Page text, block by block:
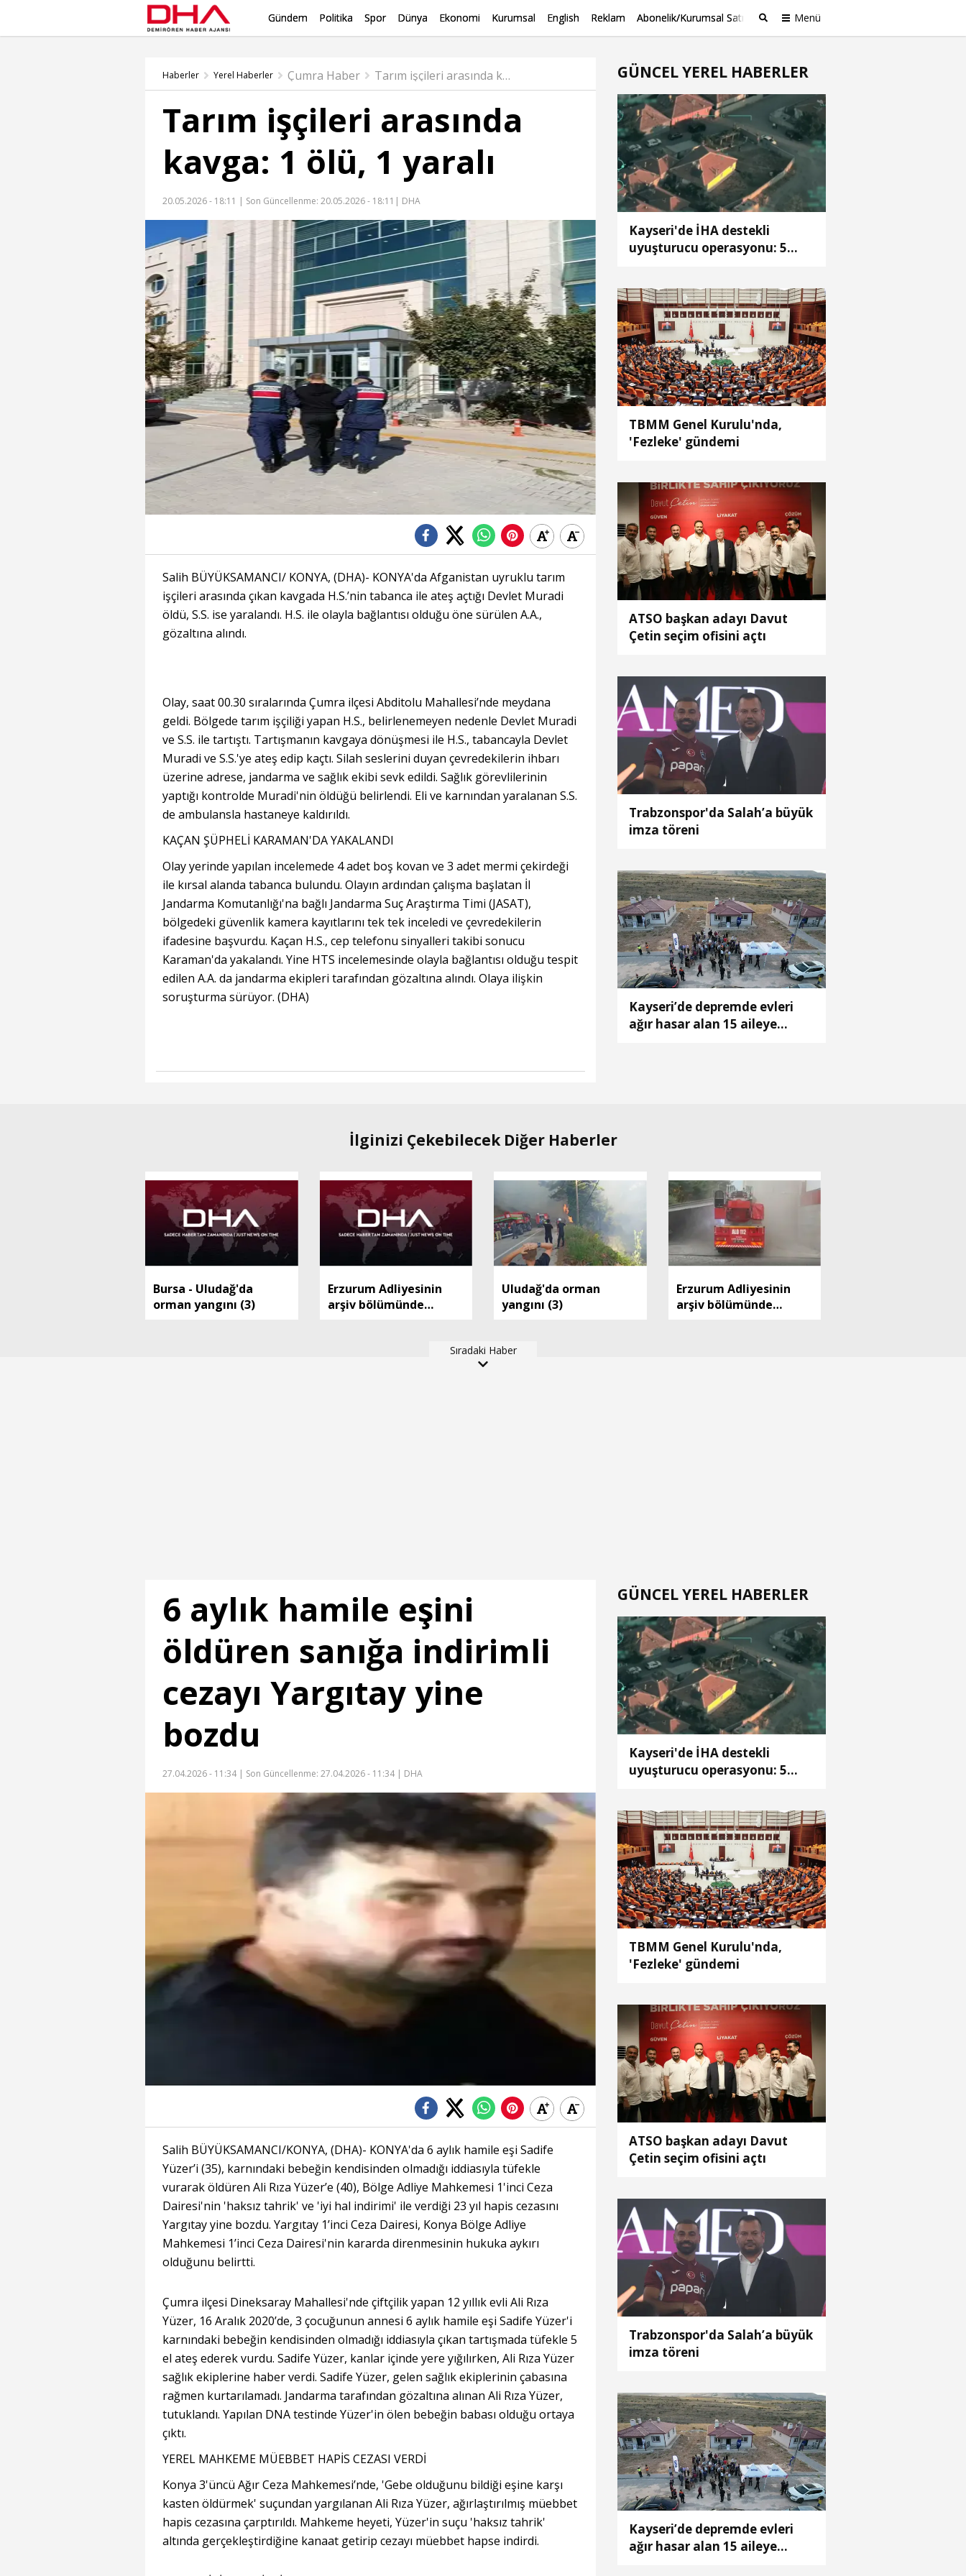
Gündem Politika Spor Dünya Ekonomi Kurumsal English Reklam Abonelik/Kurumsal Satış Menü
Haberler Yerel Haberler Çumra Haber Tarım işçileri arasında kavga: 1 ölü, 1 yaralı
Tarım işçileri arasında
kavga: 1 ölü, 1 yaralı
20.05.2026 - 18:11 | Son Güncellenme: 20.05.2026 - 18:11 | DHA
Salih BÜYÜKSAMANCI/ KONYA, (DHA)- KONYA'da Afganistan uyruklu tarım
işçileri arasında çıkan kavgada H.S.’nin tabanca ile ateş açtığı Devlet Muradi
öldü, S.S. ise yaralandı. H.S. ile olayla bağlantısı olduğu öne sürülen A.A.,
gözaltına alındı.
Olay, saat 00.30 sıralarında Çumra ilçesi Abditolu Mahallesi’nde meydana
geldi. Bölgede tarım işçiliği yapan H.S., belirlenemeyen nedenle Devlet Muradi
ve S.S. ile tartıştı. Tartışmanın kavgaya dönüşmesi ile H.S., tabancayla Devlet
Muradi ve S.S.'ye ateş edip kaçtı. Silah seslerini duyan çevredekilerin ihbarı
üzerine adrese, jandarma ve sağlık ekibi sevk edildi. Sağlık görevlilerinin
yaptığı kontrolde Muradi'nin öldüğü belirlendi. Eli ve karnından yaralanan S.S.
de ambulansla hastaneye kaldırıldı.
KAÇAN ŞÜPHELİ KARAMAN'DA YAKALANDI
Olay yerinde yapılan incelemede 4 adet boş kovan ve 3 adet mermi çekirdeği
ile kırsal alanda tabanca bulundu. Olayın ardından çalışma başlatan İl
Jandarma Komutanlığı'na bağlı Jandarma Suç Araştırma Timi (JASAT),
bölgedeki güvenlik kamera kayıtlarını tek tek inceledi ve çevredekilerin
ifadesine başvurdu. Kaçan H.S., cep telefonu sinyalleri takibi sonucu
Karaman'da yakalandı. Yine HTS incelemesinde olayla bağlantısı olduğu tespit
edilen A.A. da jandarma ekipleri tarafından gözaltına alındı. Olaya ilişkin
soruşturma sürüyor. (DHA)
GÜNCEL YEREL HABERLER
Kayseri'de İHA destekli
uyuşturucu operasyonu: 5
TBMM Genel Kurulu'nda,
'Fezleke' gündemi
ATSO başkan adayı Davut
Çetin seçim ofisini açtı
Trabzonspor'da Salah’a büyük
imza töreni
Kayseri’de depremde evleri
ağır hasar alan 15 aileye
İlginizi Çekebilecek Diğer Haberler
Bursa - Uludağ'da
orman yangını (3)
Erzurum Adliyesinin
arşiv bölümünde
Uludağ'da orman
yangını (3)
Erzurum Adliyesinin
arşiv bölümünde
Sıradaki Haber
6 aylık hamile eşini
öldüren sanığa indirimli
cezayı Yargıtay yine
bozdu
27.04.2026 - 11:34 | Son Güncellenme: 27.04.2026 - 11:34 | DHA
Salih BÜYÜKSAMANCI/KONYA, (DHA)- KONYA'da 6 aylık hamile eşi Sadife
Yüzer’i (35), karnındaki bebeğin kendisinden olmadığı iddiasıyla tüfekle
vurarak öldüren Ali Rıza Yüzer’e (40), Bölge Adliye Mahkemesi 1'inci Ceza
Dairesi'nin 'haksız tahrik' ve 'iyi hal indirimi' ile verdiği 23 yıl hapis cezasını
Yargıtay yine bozdu. Yargıtay 1’inci Ceza Dairesi, Konya Bölge Adliye
Mahkemesi 1’inci Ceza Dairesi'nin kararda direnmesinin hukuka aykırı
olduğunu belirtti.
Çumra ilçesi Dineksaray Mahallesi'nde çiftçilik yapan 12 yıllık evli Ali Rıza
Yüzer, 16 Aralık 2020’de, 3 çocuğunun annesi 6 aylık hamile eşi Sadife Yüzer'i
karnındaki bebeğin kendisinden olmadığı iddiasıyla çıkan tartışmada tüfekle 5
el ateş ederek vurdu. Sadife Yüzer, kanlar içinde yere yığılırken, Ali Rıza Yüzer
sağlık ekiplerine haber verdi. Sadife Yüzer, gelen sağlık ekiplerinin çabasına
rağmen kurtarılamadı. Jandarma tarafından gözaltına alınan Ali Rıza Yüzer,
tutuklandı. Yapılan DNA testinde Yüzer'in ölen bebeğin babası olduğu ortaya
çıktı.
YEREL MAHKEME MÜEBBET HAPİS CEZASI VERDİ
Konya 3'üncü Ağır Ceza Mahkemesi’nde, 'Gebe olduğunu bildiği eşine karşı
kasten öldürmek' suçundan yargılanan Ali Rıza Yüzer, ağırlaştırılmış müebbet
hapis cezasına çarptırıldı. Mahkeme heyeti, Yüzer'in suçu 'haksız tahrik'
altında gerçekleştirdiğine kanaat getirip cezayı müebbet hapse indirdi.
GÜNCEL YEREL HABERLER
Kayseri'de İHA destekli
uyuşturucu operasyonu: 5
TBMM Genel Kurulu'nda,
'Fezleke' gündemi
ATSO başkan adayı Davut
Çetin seçim ofisini açtı
Trabzonspor'da Salah’a büyük
imza töreni
Kayseri’de depremde evleri
ağır hasar alan 15 aileye